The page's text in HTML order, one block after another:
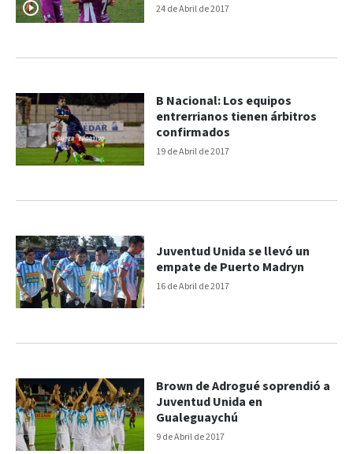
24 de Abril de 2017
19 de Abril de 2017
B Nacional: Los equipos
entrerrianos tienen árbitros
confirmados
16 de Abril de 2017
Juventud Unida se llevó un
empate de Puerto Madryn
9 de Abril de 2017
Brown de Adrogué soprendió a
Juventud Unida en
Gualeguaychú